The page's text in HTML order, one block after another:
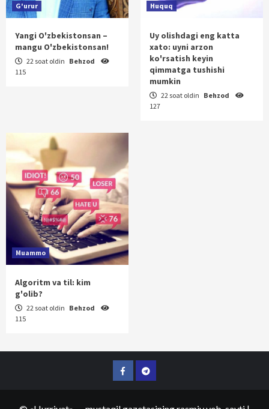
G'urur
Yangi O'zbekistonsan –
mangu O'zbekistonsan!
22 soat oldin Behzod
115
Huquq
Uy olishdagi eng katta
xato: uyni arzon
ko'rsatish keyin
qimmatga tushishi
mumkin
22 soat oldin Behzod
127
Muammo
Algoritm va til: kim
g'olib?
22 soat oldin Behzod
115
FacebookTelegram